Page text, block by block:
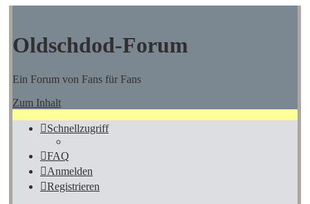
Oldschdod-Forum
Ein Forum von Fans für Fans
Zum Inhalt
Schnellzugriff
FAQ
Anmelden
Registrieren